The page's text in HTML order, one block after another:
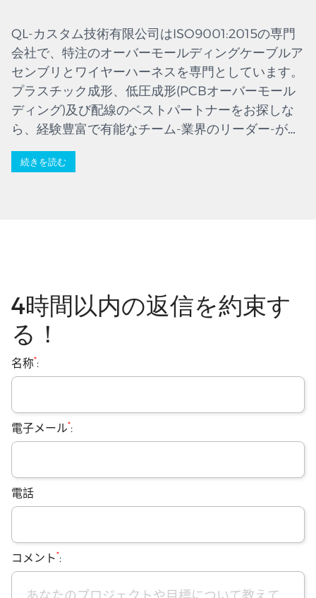
QL-カスタム技術有限公司はISO9001:2015の専門
会社で、特注のオーバーモールディングケーブルア
センブリとワイヤーハーネスを専門としています。
プラスチック成形、低圧成形(PCBオーバーモール
ディング)及び配線のベストパートナーをお探しな
ら、経験豊富で有能なチーム-業界のリーダー-がサ
ービスを提供する適切な場所についに来ました。私
たちは、幅広い分野で使用される高品質の部品を製
続きを読む
4時間以内の返信を約束す
る！
名称*:
電子メール*:
電話
コメント*: